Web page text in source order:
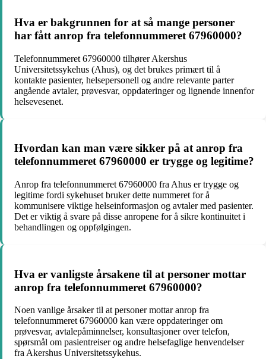
Hva er bakgrunnen for at så mange personer
har fått anrop fra telefonnummeret 67960000?
Telefonnummeret 67960000 tilhører Akershus
Universitetssykehus (Ahus), og det brukes primært til å
kontakte pasienter, helsepersonell og andre relevante parter
angående avtaler, prøvesvar, oppdateringer og lignende innenfor
helsevesenet.
Hvordan kan man være sikker på at anrop fra
telefonnummeret 67960000 er trygge og legitime?
Anrop fra telefonnummeret 67960000 fra Ahus er trygge og
legitime fordi sykehuset bruker dette nummeret for å
kommunisere viktige helseinformasjon og avtaler med pasienter.
Det er viktig å svare på disse anropene for å sikre kontinuitet i
behandlingen og oppfølgingen.
Hva er vanligste årsakene til at personer mottar
anrop fra telefonnummeret 67960000?
Noen vanlige årsaker til at personer mottar anrop fra
telefonnummeret 67960000 kan være oppdateringer om
prøvesvar, avtalepåminnelser, konsultasjoner over telefon,
spørsmål om pasientreiser og andre helsefaglige henvendelser
fra Akershus Universitetssykehus.